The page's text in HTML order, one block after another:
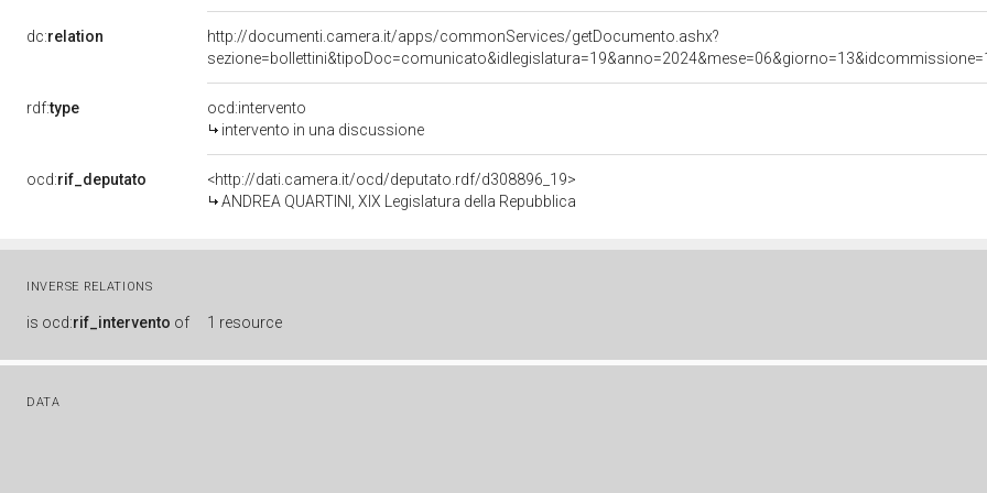
dc:relation
http://documenti.camera.it/apps/commonServices/getDocumento.ashx?
rdf:type
ocd:intervento
intervento in una discussione
ocd:rif_deputato
<http://dati.camera.it/ocd/deputato.rdf/d308896_19>
ANDREA QUARTINI, XIX Legislatura della Repubblica
INVERSE RELATIONS
is ocd:rif_intervento of 1 resource
DATA